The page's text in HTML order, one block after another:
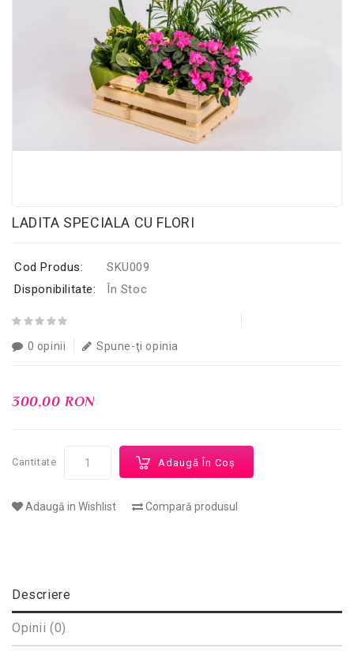
LADITA SPECIALA CU FLORI
Cod Produs:
SKU009
Disponibilitate:
În Stoc
0 opinii Spune-ţi opinia
300,00 RON
Cantitate Adaugă În Coş
Adaugă in Wishlist Compară produsul
Descriere
Opinii (0)